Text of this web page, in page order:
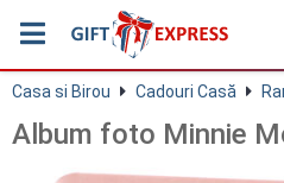
Casa si Birou Cadouri Casă
Album foto Minnie